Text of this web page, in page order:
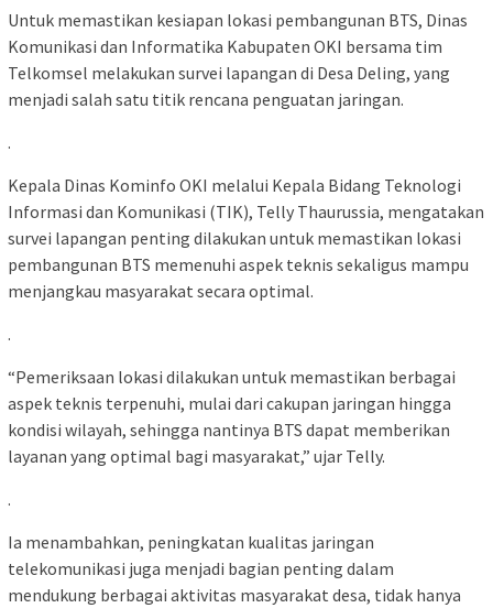
Untuk memastikan kesiapan lokasi pembangunan BTS, Dinas
Komunikasi dan Informatika Kabupaten OKI bersama tim
Telkomsel melakukan survei lapangan di Desa Deling, yang
menjadi salah satu titik rencana penguatan jaringan.
.
Kepala Dinas Kominfo OKI melalui Kepala Bidang Teknologi
Informasi dan Komunikasi (TIK), Telly Thaurussia, mengatakan
survei lapangan penting dilakukan untuk memastikan lokasi
pembangunan BTS memenuhi aspek teknis sekaligus mampu
menjangkau masyarakat secara optimal.
.
“Pemeriksaan lokasi dilakukan untuk memastikan berbagai
aspek teknis terpenuhi, mulai dari cakupan jaringan hingga
kondisi wilayah, sehingga nantinya BTS dapat memberikan
layanan yang optimal bagi masyarakat,” ujar Telly.
.
Ia menambahkan, peningkatan kualitas jaringan
telekomunikasi juga menjadi bagian penting dalam
mendukung berbagai aktivitas masyarakat desa, tidak hanya